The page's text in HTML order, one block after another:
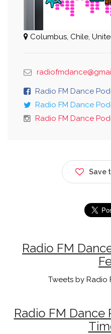
Columbus, Chile,
Radio FM Dance
Radio FM Dance
Radio FM Dance
Save
Radio FM
Tweets by Radio
Radio FM